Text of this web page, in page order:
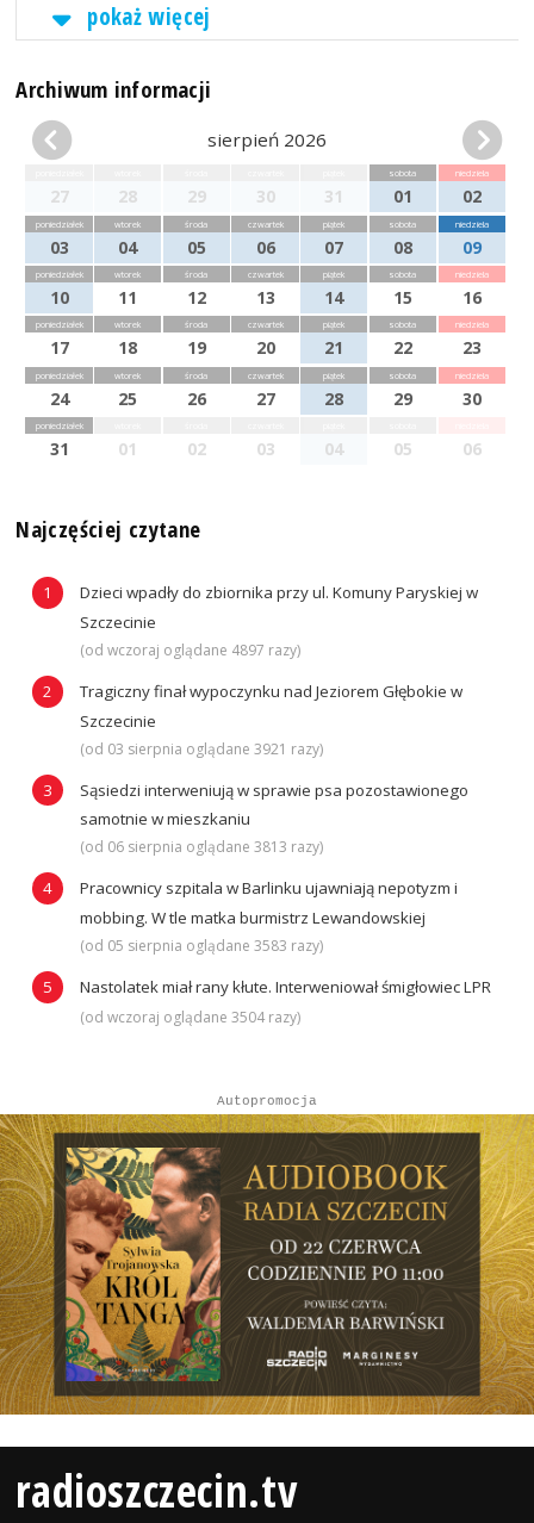
pokaż więcej
Archiwum informacji
sierpień 2026
27 28 29 30 31
sobota
01
niedziela
02
poniedziałek
03
wtorek
04
środa
05
czwartek
06
piątek
07
sobota
08
niedziela
09
poniedziałek
10
wtorek
11
środa
12
czwartek
13
piątek
14
sobota
15
niedziela
16
poniedziałek
17
wtorek
18
środa
19
czwartek
20
piątek
21
sobota
22
niedziela
23
poniedziałek
24
wtorek
25
środa
26
czwartek
27
piątek
28
sobota
29
niedziela
30
poniedziałek
31 01 02 03 04 05 06
Najczęściej czytane
Dzieci wpadły do zbiornika przy ul. Komuny Paryskiej w
Szczecinie
(od wczoraj oglądane 4897 razy)
Tragiczny finał wypoczynku nad Jeziorem Głębokie w
Szczecinie
(od 03 sierpnia oglądane 3921 razy)
Sąsiedzi interweniują w sprawie psa pozostawionego
samotnie w mieszkaniu
(od 06 sierpnia oglądane 3813 razy)
Pracownicy szpitala w Barlinku ujawniają nepotyzm i
mobbing. W tle matka burmistrz Lewandowskiej
(od 05 sierpnia oglądane 3583 razy)
Nastolatek miał rany kłute. Interweniował śmigłowiec LPR
(od wczoraj oglądane 3504 razy)
Autopromocja
radioszczecin.tv